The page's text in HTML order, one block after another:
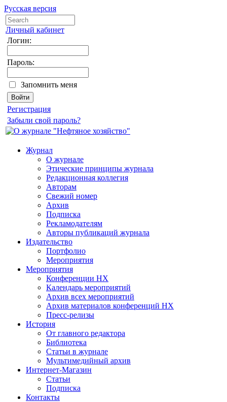
Русская версия
Личный кабинет
Логин:
Пароль:
Запомнить меня
Регистрация
Забыли свой пароль?
Журнал
О журнале
Этические принципы журнала
Редакционная коллегия
Авторам
Свежий номер
Архив
Подписка
Рекламодателям
Авторы публикаций журнала
Издательство
Портфолио
Мероприятия
Мероприятия
Конференции НХ
Календарь мероприятий
Архив всех мероприятий
Архив материалов конференций НХ
Пресс-релизы
История
От главного редактора
Библиотека
Статьи в журнале
Мультимедийный архив
Интернет-Магазин
Статьи
Подписка
Контакты